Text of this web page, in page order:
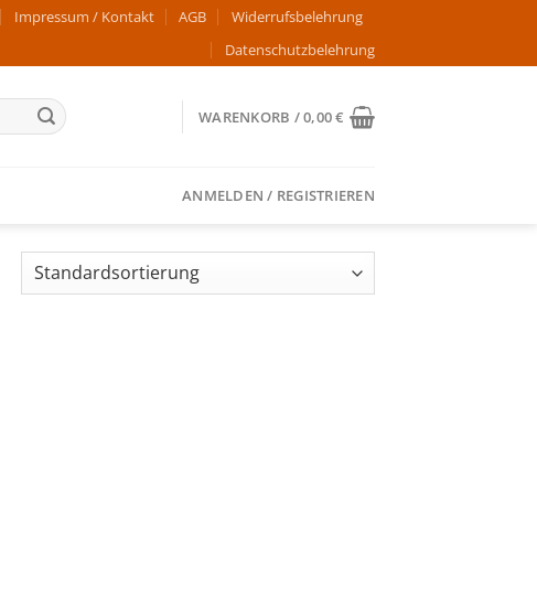
Impressum / Kontakt AGB
Widerrufsbelehrung
Datenschutzbelehrung
WARENKORB /0,00€
ANMELDEN / REGISTRIEREN